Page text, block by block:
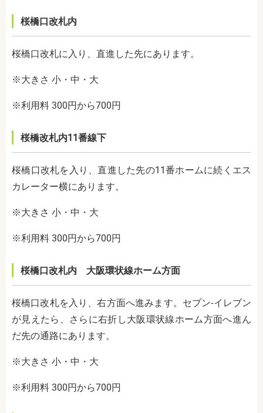
桜橋口改札内
桜橋口改札に入り、直進した先にあります。
※大きさ 小・中・大
※利用料 300円から700円
桜橋改札内11番線下
桜橋口改札を入り、直進した先の11番ホームに続くエス
カレーター横にあります。
※大きさ 小・中・大
※利用料 300円から700円
桜橋口改札内 大阪環状線ホーム方面
桜橋口改札を入り、右方面へ進みます。セブン-イレブン
が見えたら、さらに右折し大阪環状線ホーム方面へ進ん
だ先の通路にあります。
※大きさ 小・中・大
※利用料 300円から700円